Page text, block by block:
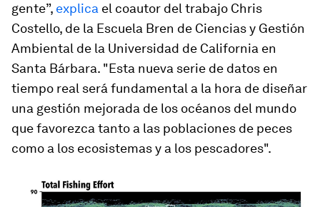
gente”, explica el coautor del trabajo Chris
Costello, de la Escuela Bren de Ciencias y Gestión
Ambiental de la Universidad de California en
Santa Bárbara. "Esta nueva serie de datos en
tiempo real será fundamental a la hora de diseñar
una gestión mejorada de los océanos del mundo
que favorezca tanto a las poblaciones de peces
como a los ecosistemas y a los pescadores".